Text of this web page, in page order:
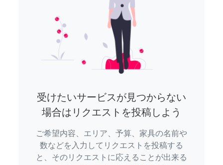
受けたいサービスが見つからない
場合はリクエストを投稿しよう
ご希望内容、エリア、予算、家具の名前や
数などを入力してリクエストを投稿する
と、そのリクエストに応えることが出来る